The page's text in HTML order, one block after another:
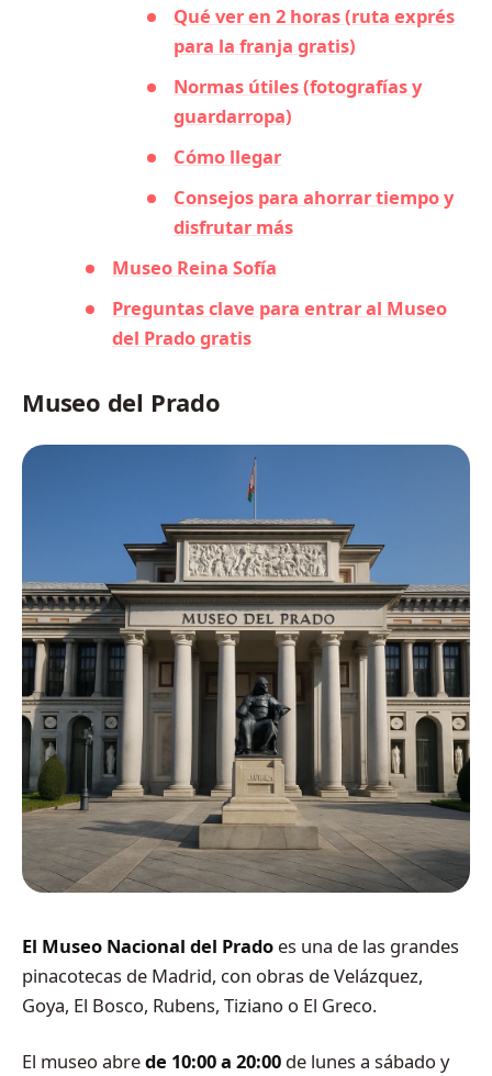
Qué ver en 2 horas (ruta exprés
para la franja gratis)
Normas útiles (fotografías y
guardarropa)
Cómo llegar
Consejos para ahorrar tiempo y
disfrutar más
Museo Reina Sofía
Preguntas clave para entrar al Museo
del Prado gratis
Museo del Prado
El Museo Nacional del Prado es una de las grandes
pinacotecas de Madrid, con obras de Velázquez,
Goya, El Bosco, Rubens, Tiziano o El Greco.
El museo abrede 10:00 a 20:00 de lunes a sábado y